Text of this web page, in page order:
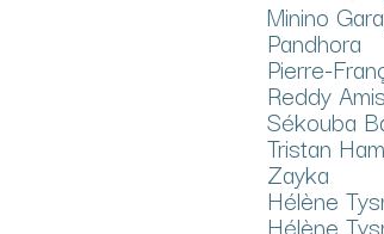
Minino
Pandhora
Pierre-
Reddy
Sékouba
Tristan
Zayka
Hélène
Hélène